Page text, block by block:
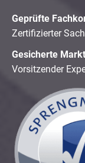
Geprüfte
Zertifizierter
Gesicherte
Vorsitzender